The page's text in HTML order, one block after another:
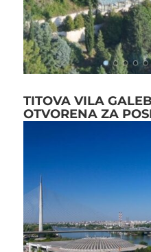
TITOVA VILA
OTVORENA ZA